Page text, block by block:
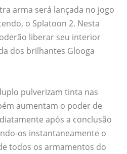
arma será lançada no jogo
o Splatoon 2. Nesta
liberar seu interior
dos brilhantes Glooga
pulverizam tinta nas
aumentam o poder de
após a conclusão
os instantaneamente o
todos os armamentos do